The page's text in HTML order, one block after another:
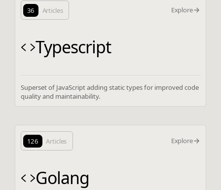
36 Articles Explore
Typescript
Superset of JavaScript adding static types for improved code
quality and maintainability.
126 Articles Explore
Golang